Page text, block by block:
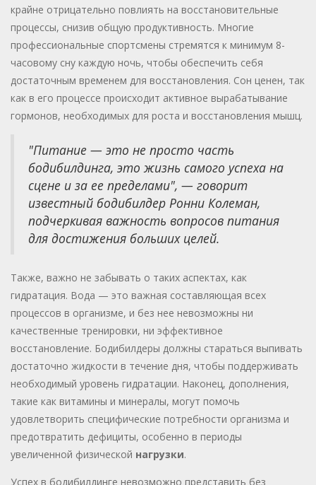
крайне отрицательно повлиять на восстановительные
процессы, снизив общую продуктивность. Многие
профессиональные спортсмены стремятся к минимум 8-
часовому сну каждую ночь, чтобы обеспечить себя
достаточным временем для восстановления. Сон ценен, так
как в его процессе происходит активное вырабатывание
гормонов, необходимых для роста и восстановления мышц.
"Питание — это не просто часть
бодибилдинга, это жизнь самого успеха на
сцене и за ее пределами", — говорит
известный бодибилдер Ронни Колеман,
подчеркивая важность вопросов питания
для достижения больших целей.
Также, важно не забывать о таких аспектах, как
гидратация. Вода — это важная составляющая всех
процессов в организме, и без нее невозможны ни
качественные тренировки, ни эффективное
восстановление. Бодибилдеры должны стараться выпивать
достаточно жидкости в течение дня, чтобы поддерживать
необходимый уровень гидратации. Наконец, дополнения,
такие как витамины и минералы, могут помочь
удовлетворить специфические потребности организма и
предотвратить дефициты, особенно в периоды
увеличенной физической нагрузки.
Успех в бодибилдинге невозможно представить без